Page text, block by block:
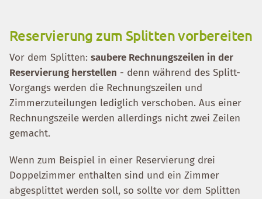
Reservierung zum Splitten vorbereiten
Vor dem Splitten: saubere Rechnungszeilen in der
Reservierung herstellen - denn während des Splitt-
Vorgangs werden die Rechnungszeilen und
Zimmerzuteilungen lediglich verschoben. Aus einer
Rechnungszeile werden allerdings nicht zwei Zeilen
gemacht.
Wenn zum Beispiel in einer Reservierung drei
Doppelzimmer enthalten sind und ein Zimmer
abgesplittet werden soll, so sollte vor dem Splitten